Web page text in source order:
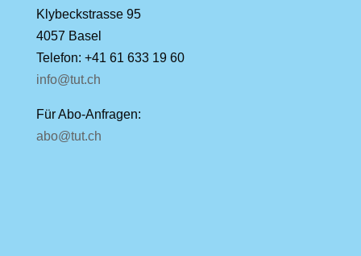
Klybeckstrasse 95
4057 Basel
Telefon: +41 61 633 19 60
info@tut.ch
Für Abo-Anfragen:
abo@tut.ch